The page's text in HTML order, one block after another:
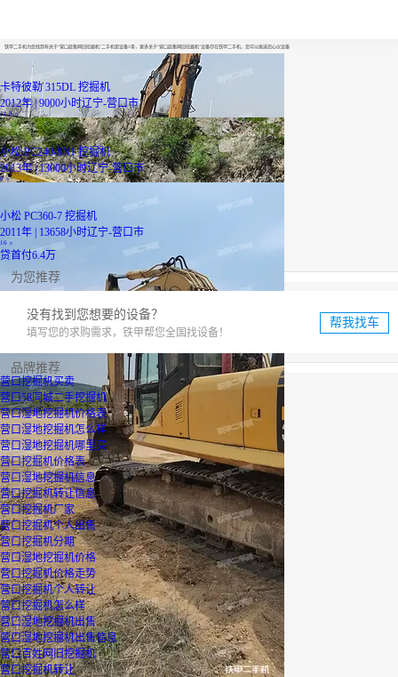
铁甲二手机为您找到有关于“营口赶集网旧挖掘机”二手机型设备3条，更多关于“营口赶集网旧挖掘机”设备尽在铁甲二手机，您可以挑选您心仪设备
卡特彼勒 315DL 挖掘机
2012年 | 9000小时辽宁-营口市
11.8万
小松 PC240-8N1 挖掘机
2013年 | 13000小时辽宁-营口市
8万
小松 PC360-7 挖掘机
2011年 | 13658小时辽宁-营口市
16 万
贷首付6.4万
为您推荐
没有找到您想要的设备？
填写您的求购需求，铁甲帮您全国找设备！
帮我找车
品牌推荐
营口挖掘机买卖
营口58同城二手挖掘机
营口湿地挖掘机价格表
营口湿地挖掘机怎么样
营口湿地挖掘机哪里买
营口挖掘机价格表
营口湿地挖掘机信息
营口挖掘机转让信息
营口挖掘机厂家
营口挖掘机个人出售
营口挖掘机分期
营口湿地挖掘机价格
营口挖掘机价格走势
营口挖掘机个人转让
营口挖掘机怎么样
营口湿地挖掘机出售
营口湿地挖掘机出售信息
营口百姓网旧挖掘机
营口挖掘机转让